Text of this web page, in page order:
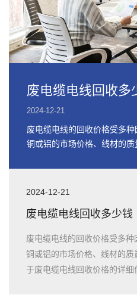
废电缆电线回收多
2024-12-21
废电缆电线的回收价格受多种
铜或铝的市场价格、线材的质
2024-12-21
废电缆电线回收多少钱
废电缆电线的回收价格受多种
铜或铝的市场价格、线材的
于废电缆电线回收价格的详细